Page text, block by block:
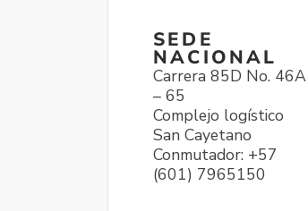
SEDE
NACIONAL
Carrera 85D No. 46A
– 65
Complejo logístico
San Cayetano
Conmutador: +57
(601) 7965150